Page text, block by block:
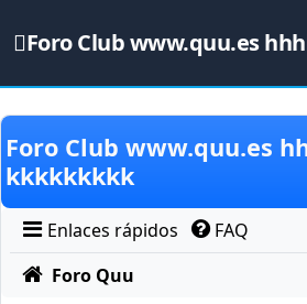
Foro Club www.quu.es
Obviar
Foro Club www.quu.es
kkkkkkkkk
Enlaces rápidos
FAQ
Foro Quu